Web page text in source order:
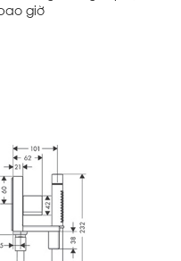
giờ